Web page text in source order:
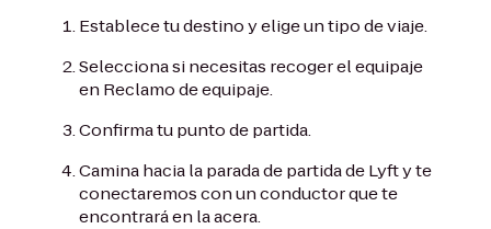
Establece tu destino y elige un tipo de viaje.
Selecciona si necesitas recoger el equipaje
en Reclamo de equipaje.
Confirma tu punto de partida.
Camina hacia la parada de partida de Lyft y te
conectaremos con un conductor que te
encontrará en la acera.